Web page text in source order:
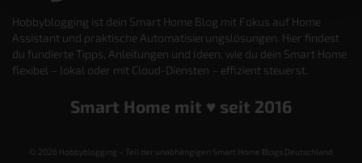
Hobbyblogging ist dein Smart Home Blog mit Fokus auf Home
Assistant und praktische Automatisierungslösungen. Hier findest
du fundierte Tipps, Anleitungen und Ideen, wie du dein Smart Home
flexibel – lokal oder mit Cloud-Diensten – effizient steuerst.
Smart Home mit ♥️ seit 2016
© 2026 Hobbyblogging – Teil der unabhängigen Smart Home Blogs Deutschland